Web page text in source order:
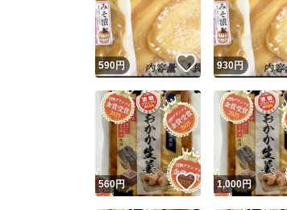
590円 いいね！
930円
560円 いいね！
1,000円